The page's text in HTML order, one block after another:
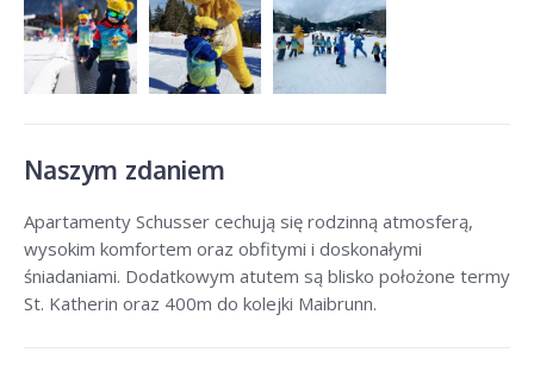
Naszym zdaniem
Apartamenty Schusser cechują się rodzinną atmosferą,
wysokim komfortem oraz obfitymi i doskonałymi
śniadaniami. Dodatkowym atutem są blisko położone termy
St. Katherin oraz 400m do kolejki Maibrunn.